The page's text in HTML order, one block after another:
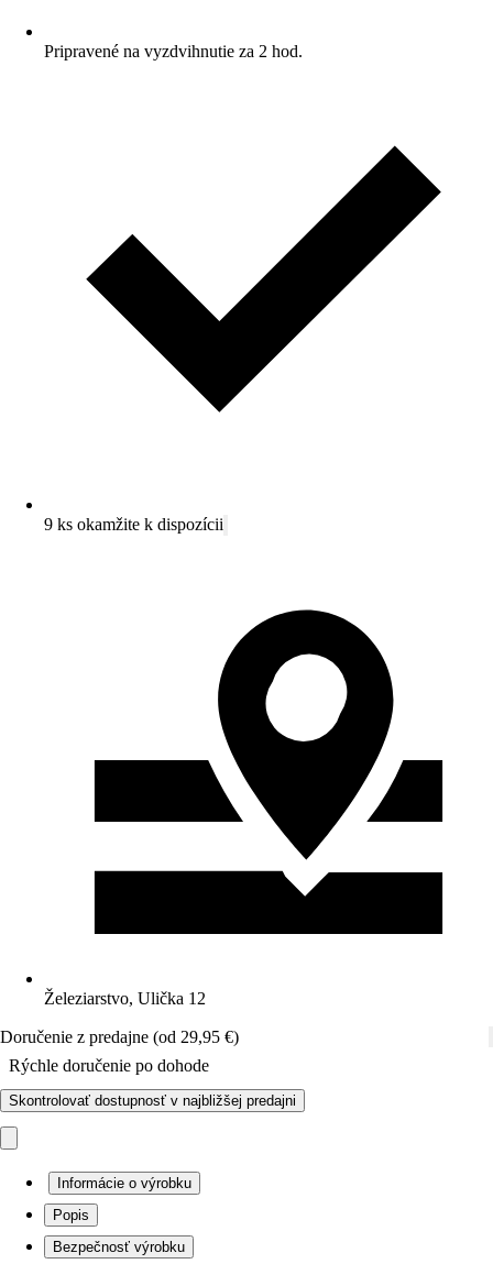
Pripravené na vyzdvihnutie za 2 hod.
9 ks okamžite k dispozícii
Železiarstvo, Ulička 12
Doručenie z predajne (od 29,95 €)
Rýchle doručenie po dohode
Skontrolovať dostupnosť v najbližšej predajni
Informácie o výrobku
Popis
Bezpečnosť výrobku